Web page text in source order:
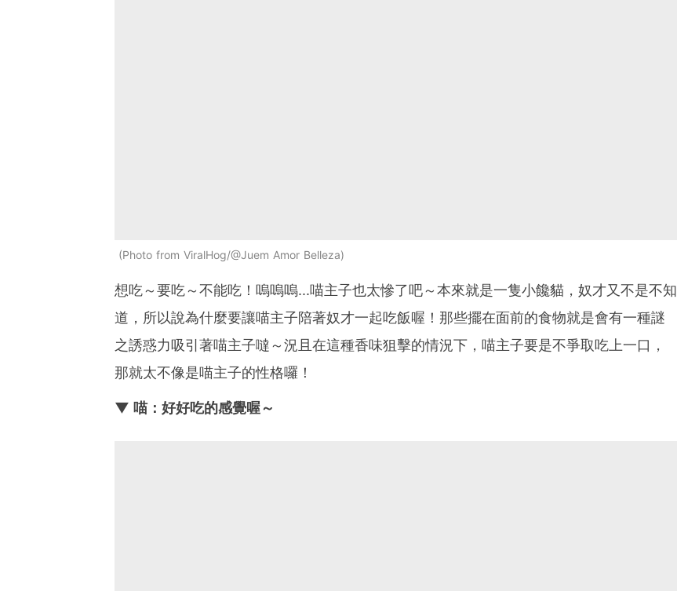
Photo from ViralHog/@Juem Amor Belleza
想吃～要吃～不能吃！嗚嗚嗚...喵主子也太慘了吧～本來就是一隻小饞貓，奴才又不是不知
道，所以說為什麼要讓喵主子陪著奴才一起吃飯喔！那些擺在面前的食物就是會有一種謎
之誘惑力吸引著喵主子噠～況且在這種香味狙擊的情況下，喵主子要是不爭取吃上一口，
那就太不像是喵主子的性格囉！
▼ 喵：好好吃的感覺喔～